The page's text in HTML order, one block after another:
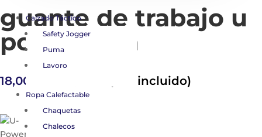
Calzado Táctico
Safety Jogger
Puma
Lavoro
Ropa Calefactable
Chaquetas
Chalecos
guante de trabajo u
power icon
18,00
Rango
(IVA incluido)